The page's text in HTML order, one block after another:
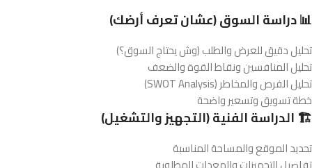
📊 دراسة السوق (عشان تعرف أرضك)
تحليل دقيق للعرض والطلب (وش يحتاج السوق؟)
تحليل المنافسين ونقاط القوة والضعف
تحليل الفرص والمخاطر (SWOT Analysis)
خطة تسويق وتسعير واضحة
🏗️ الدراسة الفنية (التجهيز والتشغيل)
تحديد الموقع والمساحة المناسبة